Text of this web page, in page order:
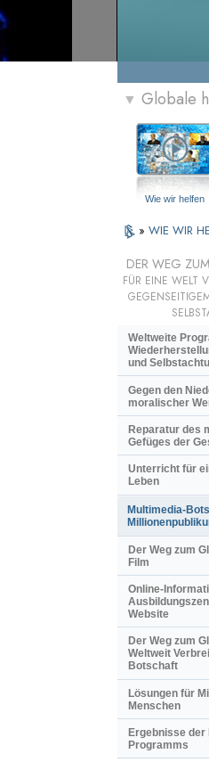
▼ Globale
Wie wir helfen
» WIE WIR
DER WEG
FÜR EINE WELT
Weltweite
und
Gegen den
moralischer
Reparatur des
Gefüges der
Unterricht für
Leben
Multimedia-
Der Weg zum
Film
Online-
Website
Der Weg zum
Weltweit
Botschaft
Lösungen für
Menschen
Ergebnisse
Programms